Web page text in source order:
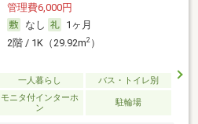
管理費6,000円
なし
1ヶ月
2階 / 1K（29.92m2）
一人暮らし バス・トイレ別
モニタ付インターホ
ン
駐輪場